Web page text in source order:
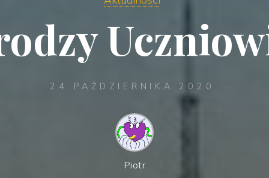
24 PAŹDZIERNIKA 2020
Piotr